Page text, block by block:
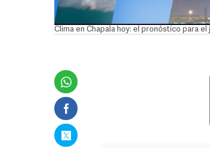
Clima en Chapala hoy: el pronóstico para